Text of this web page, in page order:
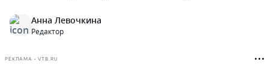
Анна Левочкина
Редактор
РЕКЛАМА • VTB.RU